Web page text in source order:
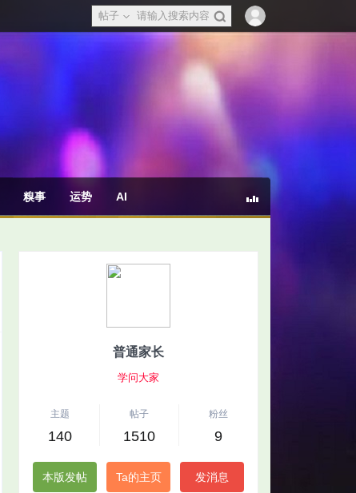
帖子
糗事 运势 AI
普通家长
学问大家
主题
140
帖子
1510
粉丝
9
本版发帖 Ta的主页 发消息